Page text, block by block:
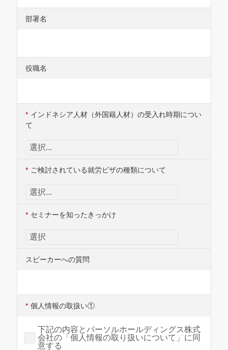
部署名
役職名
* インドネシア人材（外国籍人材）の受入れ時期につい
て
* ご検討されている就労ビザの種類について
* セミナーを知ったきっかけ
スピーカーへの質問
* 個人情報の取扱い①
下記の内容とパーソルホールディングス株式
会社の「個人情報の取り扱いについて」に同
意する